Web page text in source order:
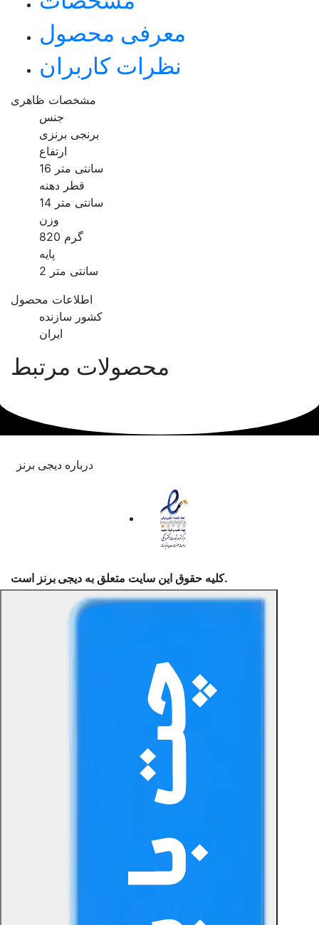
معرفی محصول
نظرات کاربران
مشخصات ظاهری
جنس
برنجی برنزی
ارتفاع
16 سانتی متر
قطر دهنه
14 سانتی متر
وزن
820 گرم
پایه
2 سانتی متر
اطلاعات محصول
کشور سازنده
ایران
محصولات مرتبط
درباره دیجی برنز
کلیه حقوق این سایت متعلق به دیجی برنز است.